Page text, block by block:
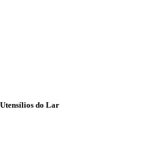
Utensílios do Lar